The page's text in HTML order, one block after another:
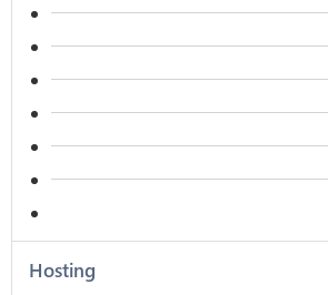
Hosting